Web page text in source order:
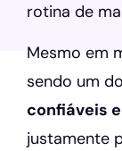
rotina de
Mesmo em
sendo um
confiáveis
justamente